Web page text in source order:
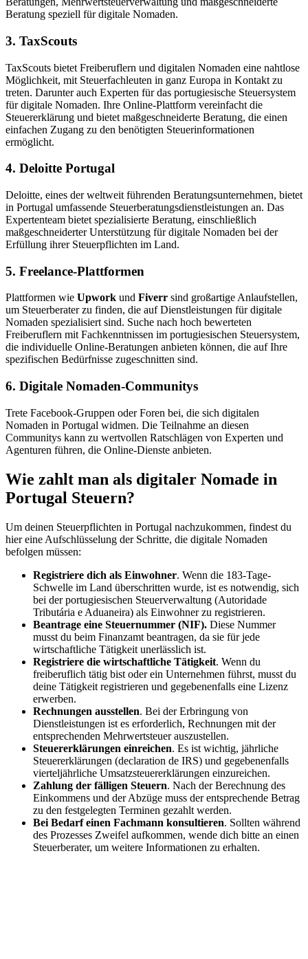
Beratung speziell für digitale Nomaden.
3. TaxScouts
TaxScouts bietet Freiberuflern und digitalen Nomaden eine nahtlose
Möglichkeit, mit Steuerfachleuten in ganz Europa in Kontakt zu
treten. Darunter auch Experten für das portugiesische Steuersystem
für digitale Nomaden. Ihre Online-Plattform vereinfacht die
Steuererklärung und bietet maßgeschneiderte Beratung, die einen
einfachen Zugang zu den benötigten Steuerinformationen
ermöglicht.
4. Deloitte Portugal
Deloitte, eines der weltweit führenden Beratungsunternehmen, bietet
in Portugal umfassende Steuerberatungsdienstleistungen an. Das
Expertenteam bietet spezialisierte Beratung, einschließlich
maßgeschneiderter Unterstützung für digitale Nomaden bei der
Erfüllung ihrer Steuerpflichten im Land.
5. Freelance-Plattformen
Plattformen wie Upwork und Fiverr sind großartige Anlaufstellen,
um Steuerberater zu finden, die auf Dienstleistungen für digitale
Nomaden spezialisiert sind. Suche nach hoch bewerteten
Freiberuflern mit Fachkenntnissen im portugiesischen Steuersystem,
die individuelle Online-Beratungen anbieten können, die auf Ihre
spezifischen Bedürfnisse zugeschnitten sind.
6. Digitale Nomaden-Communitys
Trete Facebook-Gruppen oder Foren bei, die sich digitalen
Nomaden in Portugal widmen. Die Teilnahme an diesen
Communitys kann zu wertvollen Ratschlägen von Experten und
Agenturen führen, die Online-Dienste anbieten.
Wie zahlt man als digitaler Nomade in
Portugal Steuern?
Um deinen Steuerpflichten in Portugal nachzukommen, findest du
hier eine Aufschlüsselung der Schritte, die digitale Nomaden
befolgen müssen:
Registriere dich als Einwohner. Wenn die 183-Tage-
Schwelle im Land überschritten wurde, ist es notwendig, sich
bei der portugiesischen Steuerverwaltung (Autoridade
Tributária e Aduaneira) als Einwohner zu registrieren.
Beantrage eine Steuernummer (NIF). Diese Nummer
musst du beim Finanzamt beantragen, da sie für jede
wirtschaftliche Tätigkeit unerlässlich ist.
Registriere die wirtschaftliche Tätigkeit. Wenn du
freiberuflich tätig bist oder ein Unternehmen führst, musst du
deine Tätigkeit registrieren und gegebenenfalls eine Lizenz
erwerben.
Rechnungen ausstellen. Bei der Erbringung von
Dienstleistungen ist es erforderlich, Rechnungen mit der
entsprechenden Mehrwertsteuer auszustellen.
Steuererklärungen einreichen. Es ist wichtig, jährliche
Steuererklärungen (declaration de IRS) und gegebenenfalls
vierteljährliche Umsatzsteuererklärungen einzureichen.
Zahlung der fälligen Steuern. Nach der Berechnung des
Einkommens und der Abzüge muss der entsprechende Betrag
zu den festgelegten Terminen gezahlt werden.
Bei Bedarf einen Fachmann konsultieren. Sollten während
des Prozesses Zweifel aufkommen, wende dich bitte an einen
Steuerberater, um weitere Informationen zu erhalten.